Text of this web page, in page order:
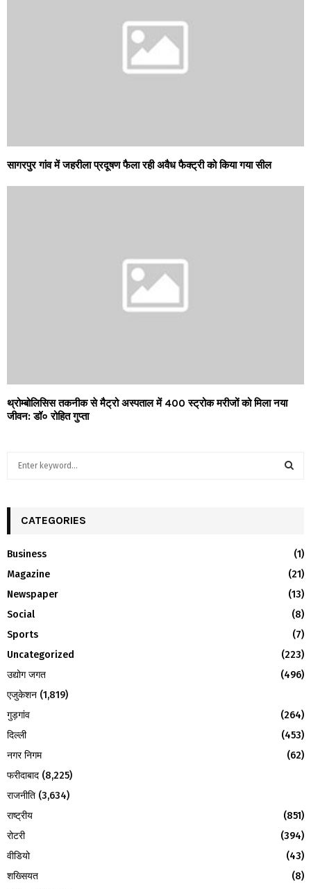
सागरपुर गांव में जहरीला प्रदूषण फैला रही अवैध फैक्ट्री को किया गया सील
थ्रोम्बोलिसिस तकनीक से मैट्रो अस्पताल में 400 स्ट्रोक मरीजों को मिला नया
जीवन: डॉ० रोहित गुप्ता
h
o
r
:
R
CATEGORIES
Business
(1)
Magazine
(21)
Newspaper
(13)
Social
(8)
Sports
(7)
Uncategorized
(223)
उद्योग जगत
(496)
एजुकेशन (1,819)
गुड़गांव
(264)
दिल्ली
(453)
नगर निगम
(62)
फरीदाबाद (8,225)
राजनीति (3,634)
राष्ट्रीय
(851)
रोटरी
(394)
वीडियो
(43)
शख्सियत
(8)